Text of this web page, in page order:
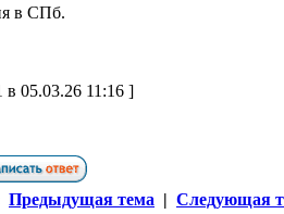
в СПб.
в 05.03.26 11:16 ]
Предыдущая тема | Следующая